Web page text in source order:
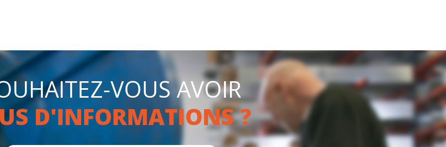
VOUS AVOIR
D'INFORMATIONS ?